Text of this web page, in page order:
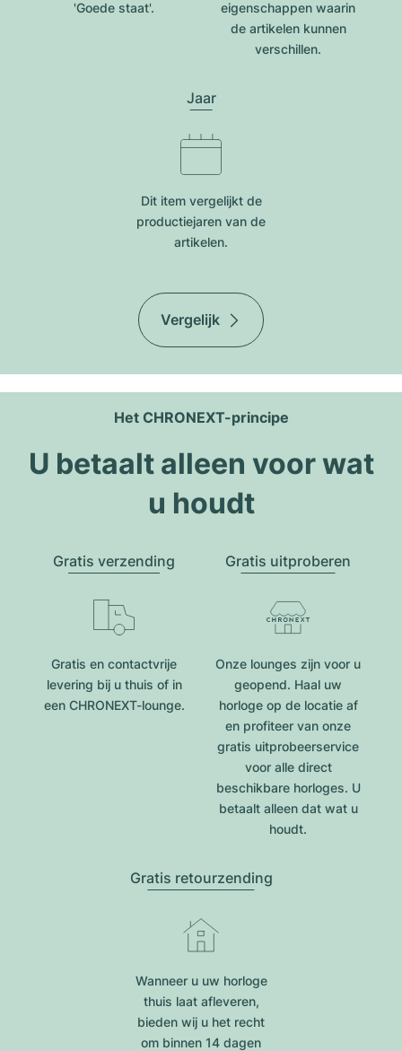
'Goede staat'.
eigenschappen waarin
de artikelen kunnen
verschillen.
Jaar
Dit item vergelijkt de
productiejar​en van de
artikelen.
Vergelijk
Het CHRONEXT-principe
U betaalt alleen voor wat
u houdt
Gratis verzending
Gratis en contactvrije
levering bij u thuis of in
een CHRONEXT-lounge.
Gratis uitproberen
Onze lounges zijn voor u
geopend. Haal uw
horloge op de locatie af
en profiteer van onze
gratis uitprobeerservice
voor alle direct
beschikbare horloges. U
betaalt alleen dat wat u
houdt.
Gratis retourzending
Wanneer u uw horloge
thuis laat afleveren,
bieden wij u het recht
om binnen 14 dagen